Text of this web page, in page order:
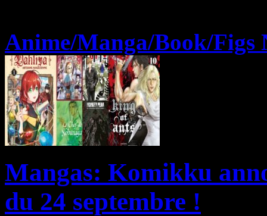
Anime/Manga/Book/Figs
Mangas: Komikku
du 24 septembre !